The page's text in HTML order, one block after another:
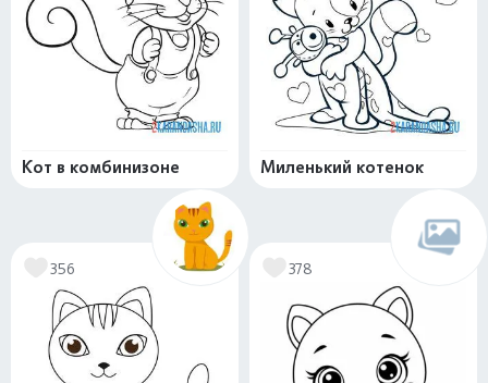
Кот в комбинизоне Миленький котенок
356 378